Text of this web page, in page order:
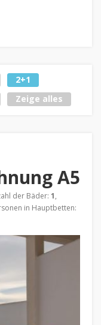
2+1
Zeige alles
A5
der Bäder: 1,
in Hauptbetten: